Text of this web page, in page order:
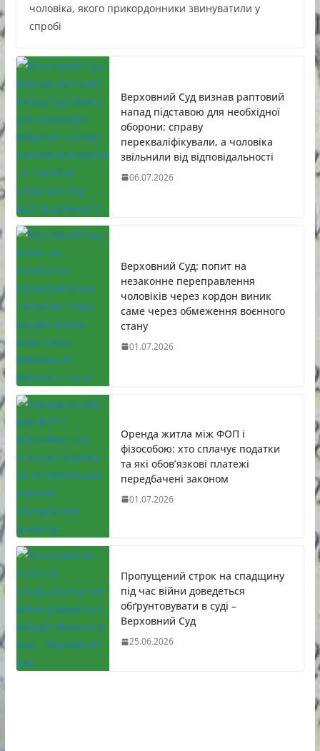
чоловіка, якого прикордонники звинуватили у
спробі
Верховний Суд визнав раптовий
напад підставою для необхідної
оборони: справу
перекваліфікували, а чоловіка
звільнили від відповідальності
06.07.2026
Верховний Суд: попит на
незаконне переправлення
чоловіків через кордон виник
саме через обмеження воєнного
стану
01.07.2026
Оренда житла між ФОП і
фізособою: хто сплачує податки
та які обов’язкові платежі
передбачені законом
01.07.2026
Пропущений строк на спадщину
під час війни доведеться
обґрунтовувати в суді –
Верховний Суд
25.06.2026